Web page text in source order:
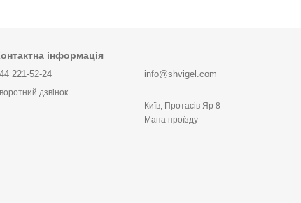
інформація
221-52-24
дзвінок
info@shvigel.com
Київ, Протасів Яр 8
Мапа проїзду